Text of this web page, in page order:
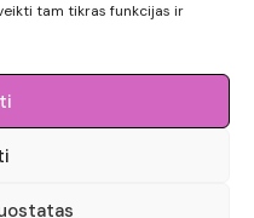
tam tikras funkcijas ir